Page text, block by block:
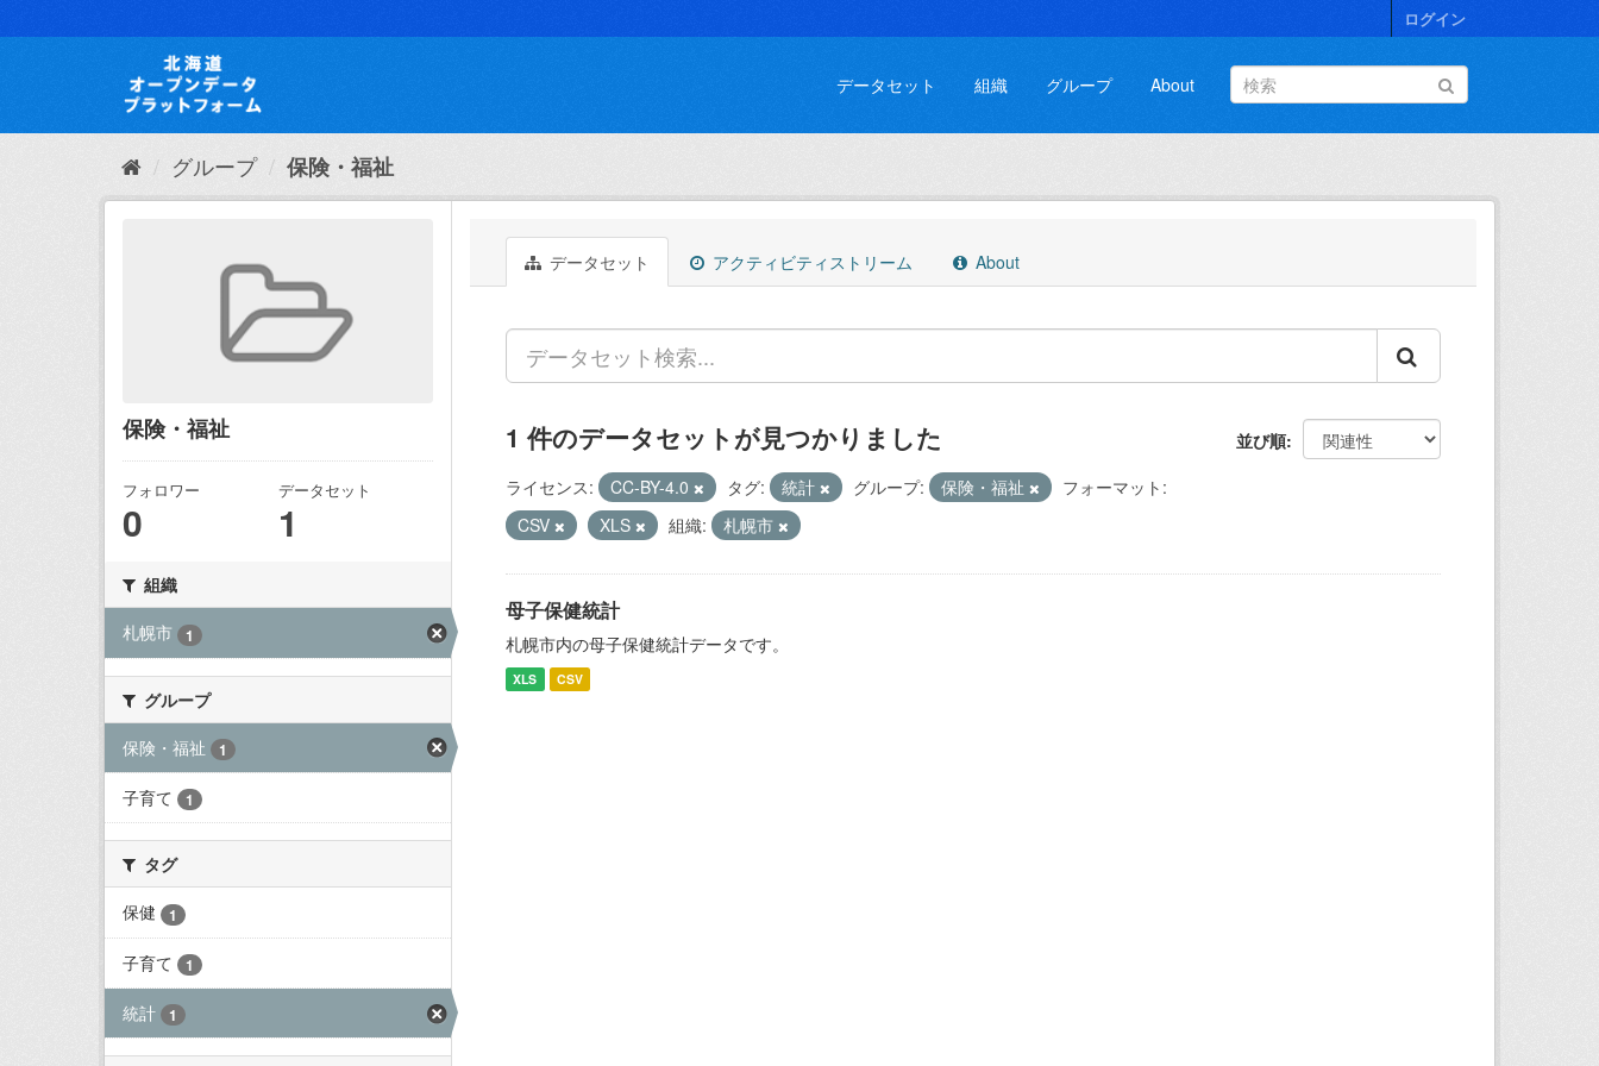
キ
て
ログイン
データセット 組織 グループ About
グループ 保険・福祉
保険・福祉
フォロワー
0
データセット
1
組織
札幌市
1
グループ
保険・福祉
1
子育て 1
タグ
保健
1
子育て 1
統計 1
データセット アクティビティストリーム About
並び順
1 件のデータセットが見つかりました
ライセンス: CC-BY-4.0 タグ: 統計 グループ: 保険・福祉
フォーマット:
CSV
XLS 組織: 札幌市
母子保健統計
札幌市内の母子保健統計データです。
XLS CSV